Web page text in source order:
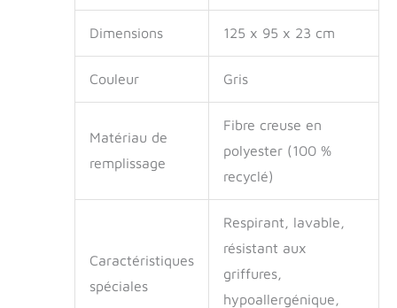
creuse de polyester
(100 % recyclée) -
Qualité supérieure à
chien Zermatt taille
Matelas carré XXL
pour chien Zermatt
avec insert
matelas est
également
séparément et peut
être facilement
Dimensions 125 x 95 x 23 cm
Couleur Gris
Matériau de
remplissage
Fibre creuse en
polyester (100 %
recyclé)
Caractéristiques
spéciales
Respirant, lavable,
résistant aux
griffures,
hypoallergénique,